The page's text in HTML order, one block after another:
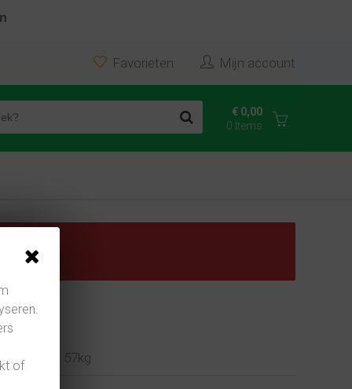
Favorieten Mijn account
€ 0,00
0 Items
57kg
of